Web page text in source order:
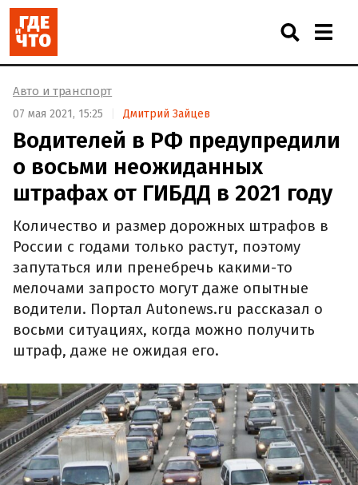
Авто и транспорт
07 мая 2021, 15:25 Дмитрий Зайцев
Водителей в РФ предупредили
о восьми неожиданных
штрафах от ГИБДД в 2021 году
Количество и размер дорожных штрафов в
России с годами только растут, поэтому
запутаться или пренебречь какими-то
мелочами запросто могут даже опытные
водители. Портал Autonews.ru рассказал о
восьми ситуациях, когда можно получить
штраф, даже не ожидая его.